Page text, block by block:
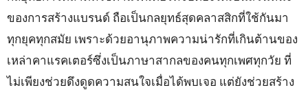
ของการสร้างแบรนด์ ถือเป็นกลยุทธ์สุดคลาสสิกที่ใช้กันมา
ทุกยุคทุกสมัย เพราะด้วยอานุภาพความน่ารักที่เกินต้านของ
เหล่าคาแรคเตอร์ซึ่งเป็นภาษาสากลของคนทุกเพศทุกวัย ที่
ไม่เพียงช่วยดึงดูดความสนใจเมื่อได้พบเจอ แต่ยังช่วยสร้าง